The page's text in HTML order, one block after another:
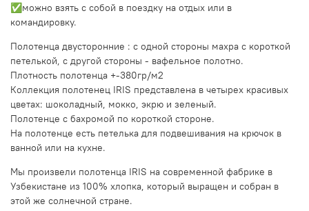
✅можно взять с собой в поездку на отдых или в
командировку.
Полотенца двусторонние : с одной стороны махра с короткой
петелькой, с другой стороны - вафельное полотно.
Плотность полотенца +-380гр/м2
Коллекция полотенец IRIS представлена в четырех красивых
цветах: шоколадный, мокко, экрю и зеленый.
Полотенце с бахромой по короткой стороне.
На полотенце есть петелька для подвешивания на крючок в
ванной или на кухне.
Мы произвели полотенца IRIS на современной фабрике в
Узбекистане из 100% хлопка, который выращен и собран в
этой же солнечной стране.